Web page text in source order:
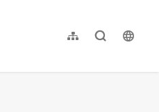
사이트 맵전체 텍스
繁體中文